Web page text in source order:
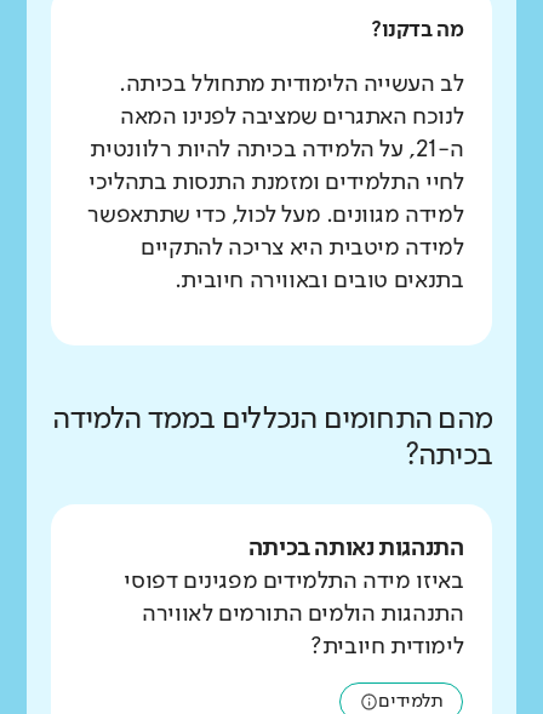
מה בדקנו?
לב העשייה הלימודית מתחולל בכיתה.
לנוכח האתגרים שמציבה לפנינו המאה
ה-21, על הלמידה בכיתה להיות רלוונטית
לחיי התלמידים ומזמנת התנסות בתהליכי
למידה מגוונים. מעל לכול, כדי שתתאפשר
למידה מיטבית היא צריכה להתקיים
בתנאים טובים ובאווירה חיובית.
מהם התחומים הנכללים בממד הלמידה
בכיתה?
התנהגות נאותה בכיתה
באיזו מידה התלמידים מפגינים דפוסי
התנהגות הולמים התורמים לאווירה
לימודית חיובית?
תלמידים